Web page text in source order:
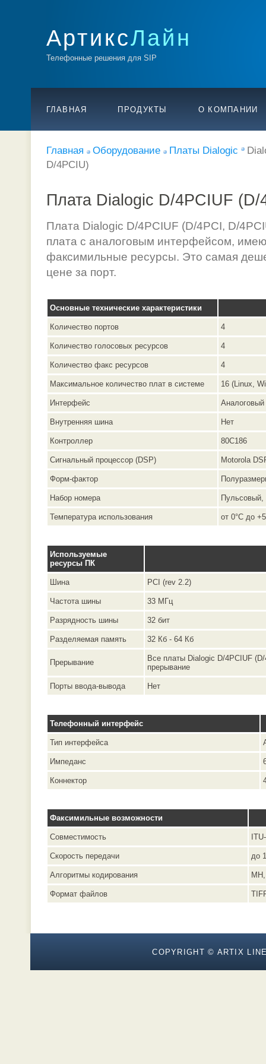
АртиксЛайн
Телефонные решения для SIP
ГЛАВНАЯ ПРОДУКТЫ О КОМПАНИИ
Главная Оборудование Платы Dialogic
D/4PCIU)
Плата Dialogic D/4PCIUF
Плата Dialogic D/4PCIUF (D/4PCI, D/
плата с аналоговым интерфейсом,
факсимильные ресурсы. Это самая
цене за порт.
Основные технические характеристики
Количество портов 4
Количество голосовых ресурсов 4
Количество факс ресурсов 4
Максимальное количество плат в системе 16 (Linux,
Интерфейс Аналоговый
Внутренняя шина Нет
Контроллер 80C186
Сигнальный процессор (DSP) Motorola
Форм-фактор
Набор номера Пульсовый,
Температура использования от 0°C до
Используемые
ресурсы ПК
Шина PCI (rev 2.2)
Частота шины 33 МГц
Разрядность шины 32 бит
Разделяемая память 32 Кб - 64 Кб
Прерывание
Все платы Dialogic D/4PCIUF
прерывание
Порты ввода-вывода Нет
Телефонный интерфейс
Тип интерфейса
Импеданс
Коннектор
Факсимильные возможности
Совместимость
Скорость передачи до
Алгоритмы кодирования
Формат файлов
COPYRIGHT © ARTIX